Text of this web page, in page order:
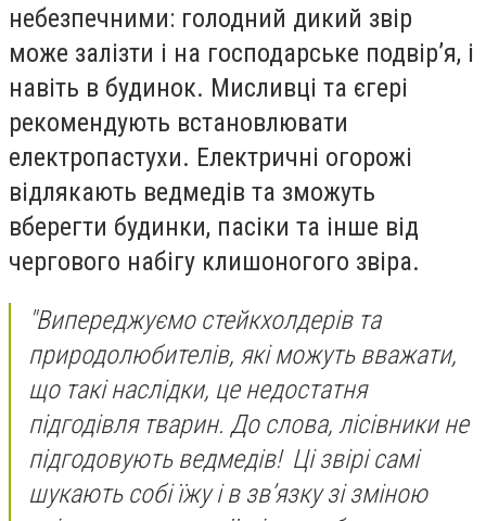
небезпечними: голодний дикий звір
може залізти і на господарське подвірʼя, і
навіть в будинок. Мисливці та єгері
рекомендують встановлювати
електропастухи. Електричні огорожі
відлякають ведмедів та зможуть
вберегти будинки, пасіки та інше від
чергового набігу клишоногого звіра.
"Випереджуємо стейкхолдерів та
природолюбителів, які можуть вважати,
що такі наслідки, це недостатня
підгодівля тварин. До слова, лісівники не
підгодовують ведмедів! Ці звірі самі
шукають собі їжу і в звʼязку зі зміною